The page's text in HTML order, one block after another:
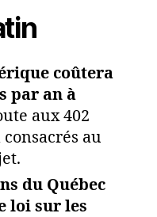
coûtera
par an à
aux 402
au
du Québec
loi sur les